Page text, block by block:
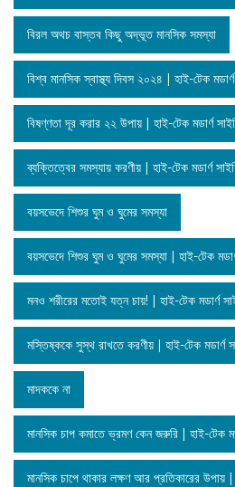
বিরল অথচ বাস্তব কিছু অদ্ভূত মানসিক সমস্যা
বিশ্ব মানসিক স্বাস্থ্য দিবস ২০২৪ | হাই-টেক
বিষণ্ণতা দূর করার ২২ উপায় | হাই-টেক মডার্ণ
ব্যক্তিত্বের সমস্যায় করণীয় | হাই-টেক মডার্ণ
বয়সভেদে শিশুর ঘুম ও ঘুমের সমস্যা
বয়সভেদে শিশুর ঘুম ও ঘুমের সমস্যা | হাই-টেক
মনও শরীরের মতোই যত্ন চায়! | হাই-টেক মডার্ণ
মস্তিষ্ককে সুস্থ রাখতে করণীয় | হাই-টেক মডার্ণ
মাদককে না
মানসিক চাপ কমাতে ভ্রমণ কেন জরুরি | হাই-টেক
মানসিক চাপে থাকার লক্ষণ আর প্রতিকারের উপায় |